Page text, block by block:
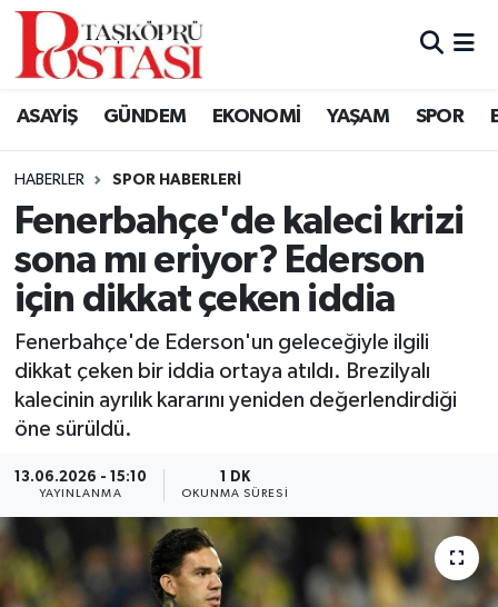
ASAYİŞ GÜNDEM EKONOMİ YAŞAM SPOR
HABERLER SPOR HABERLERI
Fenerbahçe'de kaleci krizi
sona mı eriyor? Ederson
için dikkat çeken iddia
Fenerbahçe'de Ederson'un geleceğiyle ilgili
dikkat çeken bir iddia ortaya atıldı. Brezilyalı
kalecinin ayrılık kararını yeniden değerlendirdiği
öne sürüldü.
13.06.2026 - 15:10
YAYINLANMA
1 DK
OKUNMA SÜRESI
Kastamonu Vefat Edenler
Araç Haberleri
Azdavay Haberleri
Bozkurt Haberleri
Çatalzeytin Haberleri
Cide Haberleri
Daday Haberleri
Devrekani Haberleri